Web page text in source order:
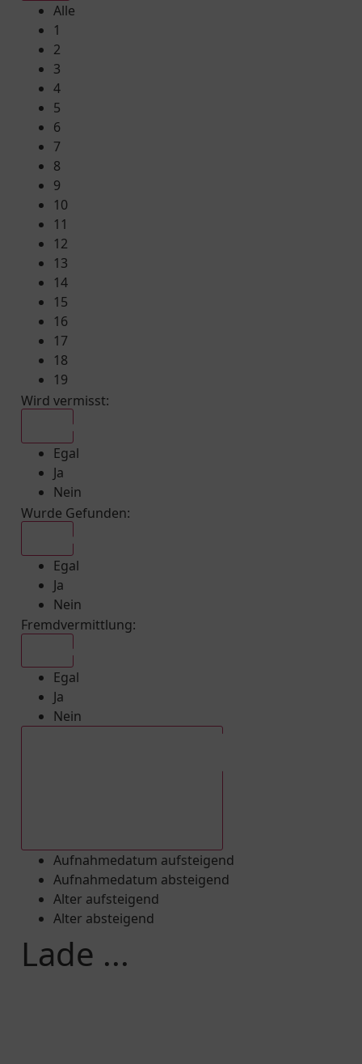
Alle
1
2
3
4
5
6
7
8
9
10
11
12
13
14
15
16
17
18
19
Wird vermisst:
Egal
Ja
Nein
Wurde Gefunden:
Egal
Ja
Nein
Fremdvermittlung:
Egal
Ja
Nein
Aufnahmedatum aufsteigend
Aufnahmedatum absteigend
Alter aufsteigend
Alter absteigend
Lade ...